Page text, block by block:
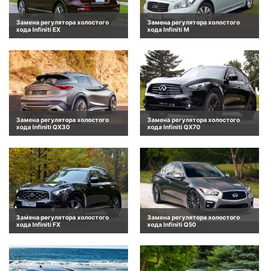
Замена регулятора холостого
хода Infiniti EX
Замена регулятора холостого
хода Infiniti M
Замена регулятора холостого
хода Infiniti QX30
Замена регулятора холостого
хода Infiniti QX70
Замена регулятора холостого
хода Infiniti FX
Замена регулятора холостого
хода Infiniti Q50